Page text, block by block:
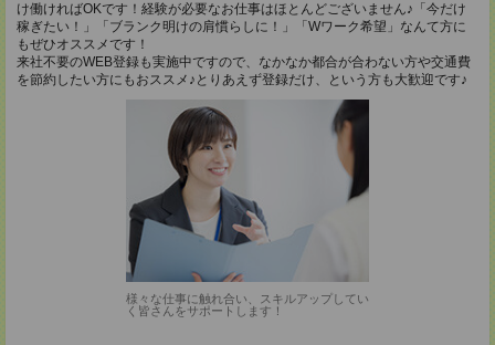
け働ければOKです！経験が必要なお仕事はほとんどございません♪「今だけ
稼ぎたい！」「ブランク明けの肩慣らしに！」「Wワーク希望」なんて方に
もぜひオススメです！
来社不要のWEB登録も実施中ですので、なかなか都合が合わない方や交通費
を節約したい方にもおススメ♪とりあえず登録だけ、という方も大歓迎です♪
様々な仕事に触れ合い、スキルアップしてい
く皆さんをサポートします！